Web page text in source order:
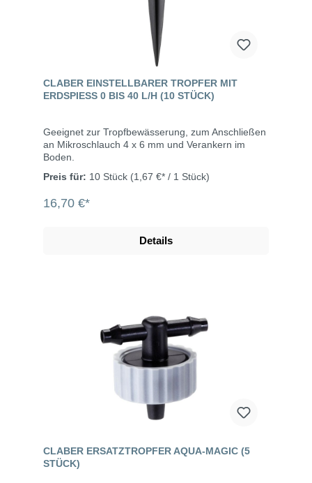
CLABER EINSTELLBARER TROPFER MIT
ERDSPIESS 0 BIS 40 L/H (10 STÜCK)
Geeignet zur Tropfbewässerung, zum Anschließen
an Mikroschlauch 4 x 6 mm und Verankern im
Boden.
Preis für: 10 Stück (1,67 €* / 1 Stück)
16,70 €*
Details
CLABER ERSATZTROPFER AQUA-MAGIC (5
STÜCK)